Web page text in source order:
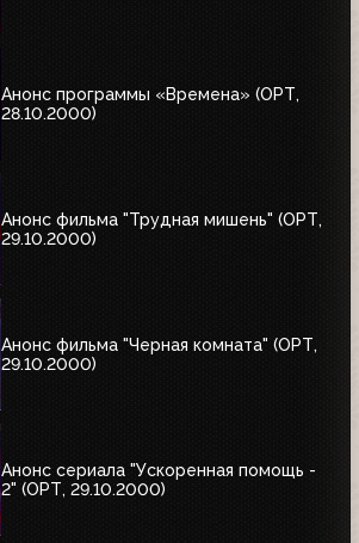
Анонс программы «Времена» (ОРТ,
28.10.2000)
Анонс фильма "Трудная мишень" (ОРТ,
29.10.2000)
Анонс фильма "Черная комната" (ОРТ,
29.10.2000)
Анонс сериала "Ускоренная помощь -
2" (ОРТ, 29.10.2000)